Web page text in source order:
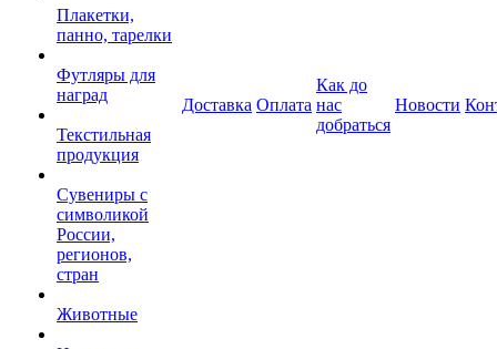
Плакетки,
панно, тарелки
Футляры для
наград
Текстильная
продукция
Сувениры с
символикой
России,
регионов,
стран
Животные
Доставка Оплата
Как до
нас
добраться
Новости